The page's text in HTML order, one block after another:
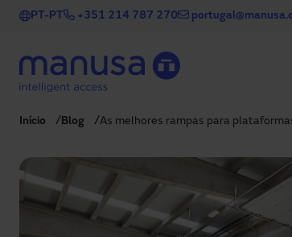
Passar para o conteúdo principal
PT-PT +351 214 787 270
Início Blog As melhores rampas para